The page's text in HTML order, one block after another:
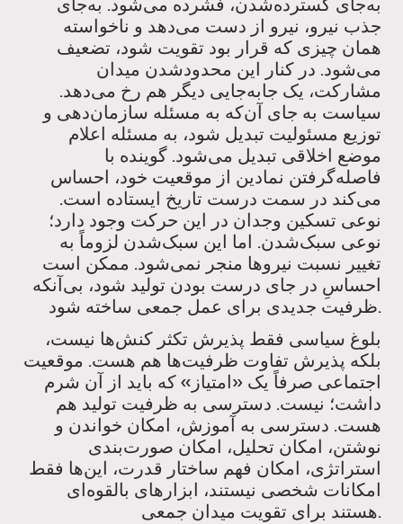
به‌جای گسترده‌شدن، فشرده می‌شود. به‌جای
جذب نیرو، نیرو از دست می‌دهد و ناخواسته
همان چیزی که قرار بود تقویت شود، تضعیف
می‌شود. در کنار این محدودشدن میدان
مشارکت، یک جابه‌جایی دیگر هم رخ می‌دهد.
سیاست به جای آن‌که به مسئله سازمان‌دهی و
توزیع مسئولیت تبدیل شود، به مسئله اعلام
موضع اخلاقی تبدیل می‌شود. گوینده با
فاصله‌گرفتن نمادین از موقعیت خود، احساس
می‌کند در سمت درست تاریخ ایستاده است.
نوعی تسکین وجدان در این حرکت وجود دارد؛
نوعی سبک‌شدن. اما این سبک‌شدن لزوماً به
تغییر نسبت نیروها منجر نمی‌شود. ممکن است
احساسِ در جای درست بودن تولید شود، بی‌آنکه
ظرفیت جدیدی برای عمل جمعی ساخته شود.
بلوغ سیاسی فقط پذیرش تکثر کنش‌ها نیست،
بلکه پذیرش تفاوت ظرفیت‌ها هم هست. موقعیت
اجتماعی صرفاً یک «امتیاز» که باید از آن شرم
داشت؛ نیست. دسترسی به ظرفیت تولید هم
هست. دسترسی به آموزش، امکان خواندن و
نوشتن، امکان تحلیل، امکان صورت‌بندی
استراتژی، امکان فهم ساختار قدرت، این‌ها فقط
امکانات شخصی نیستند، ابزارهای بالقوه‌ای
هستند برای تقویت میدان جمعی.